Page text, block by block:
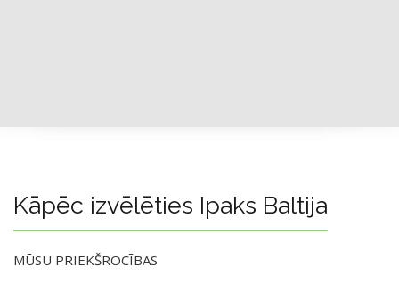
Kāpēc izvēlēties Ipaks Baltija
MŪSU PRIEKŠROCĪBAS